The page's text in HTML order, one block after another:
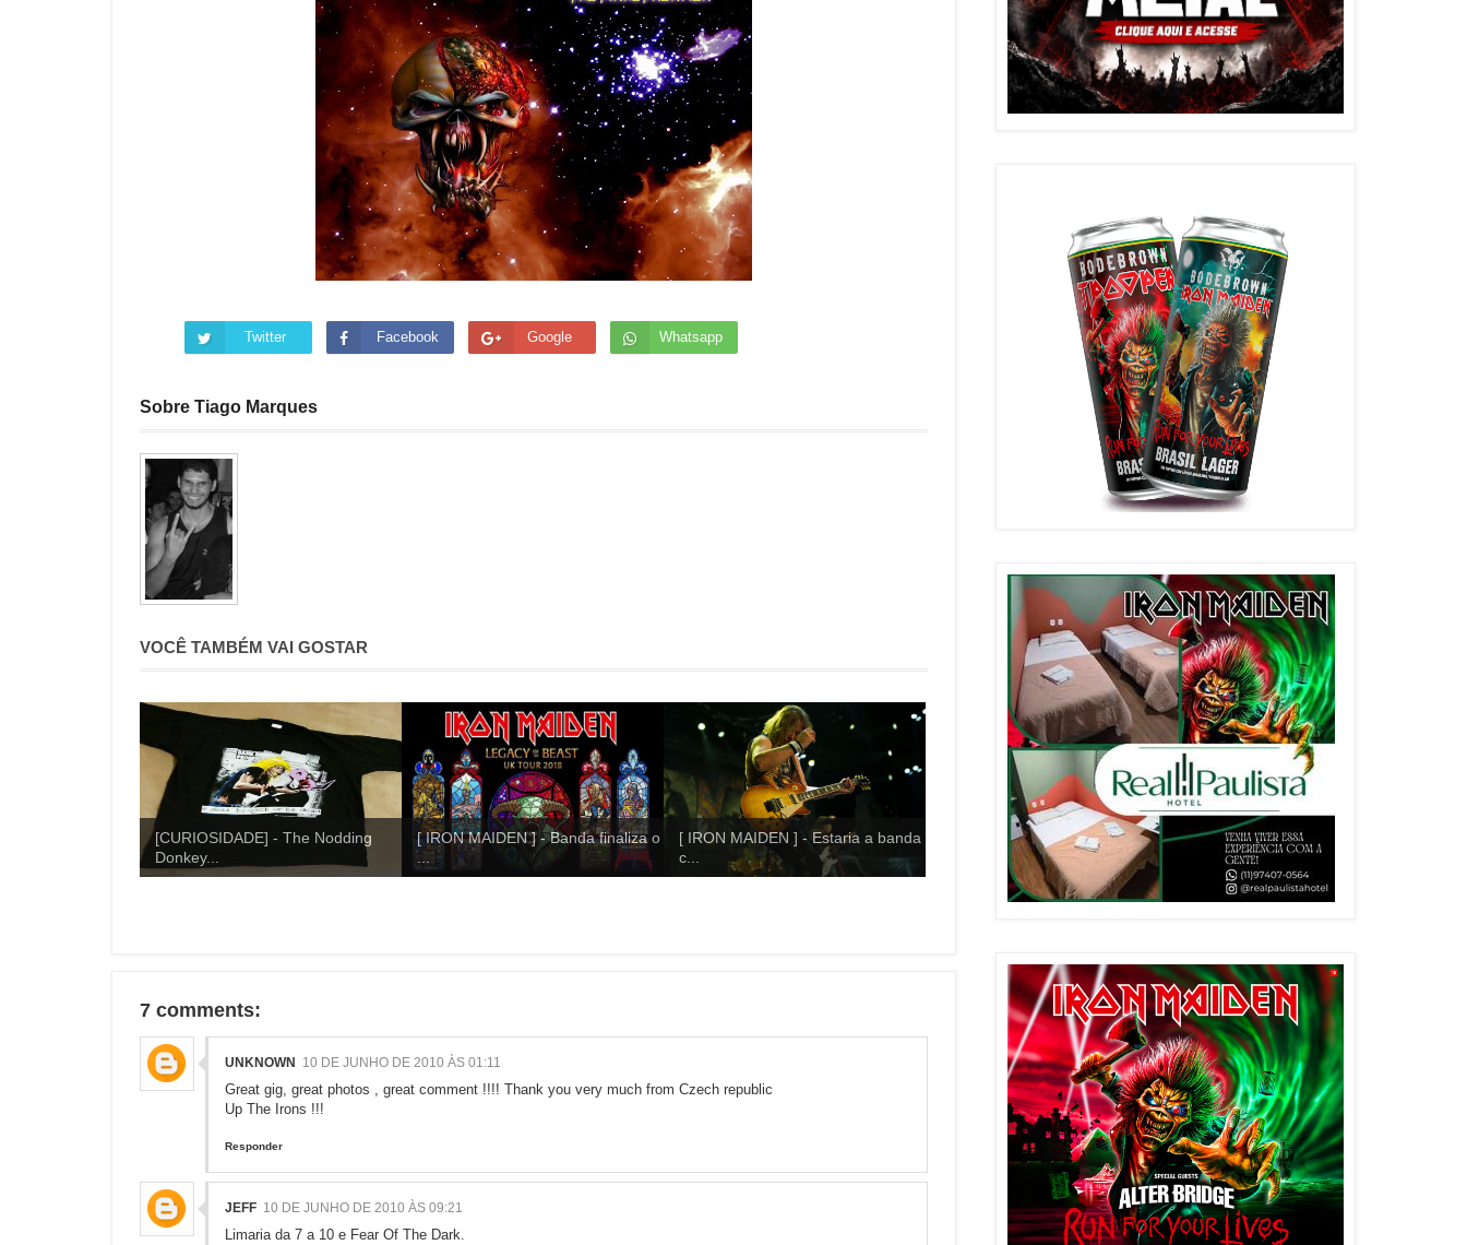
Twitter Facebook Google Whatsapp
Sobre Tiago Marques
VOCÊ TAMBÉM VAI GOSTAR
[CURIOSIDADE] - The Nodding
Donkey...
[ IRON MAIDEN ] - Banda finaliza o
...
[ IRON MAIDEN ] - Estaria a banda
c...
7 comments:
UNKNOWN 10 DE JUNHO DE 2010 ÀS 01:11
Great gig, great photos , great comment !!!! Thank you very much from Czech republic
Up The Irons !!!
Responder
JEFF 10 DE JUNHO DE 2010 ÀS 09:21
Limaria da 7 a 10 e Fear Of The Dark.